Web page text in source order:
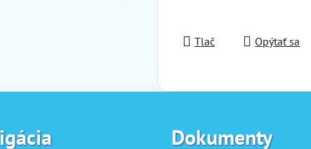
Tlač Opýtať sa
Dokumenty